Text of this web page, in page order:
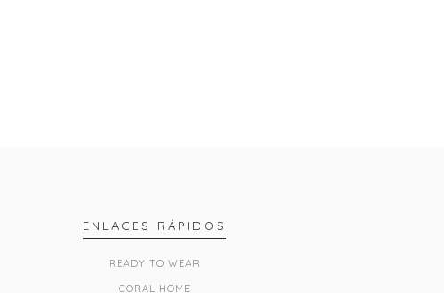
ENLACES RÁPIDOS
READY TO WEAR
CORAL HOME